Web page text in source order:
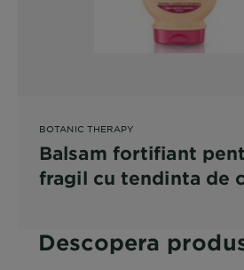
BOTANIC THERAPY
Balsam fortifiant
fragil cu tendinta de
Descopera